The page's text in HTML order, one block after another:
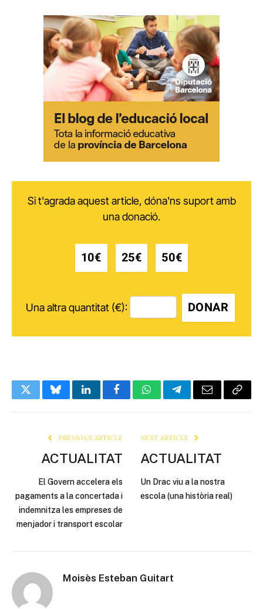
Si t'agrada aquest article, dóna'ns suport amb
una donació.
10€ 25€ 50€
Una altra quantitat (€): DONAR
TwitterBlueskyLinkedInFacebookWhatsAppTelegramEmail Copy
PREVIOUS ARTICLE
ACTUALITAT
El Govern accelera els
pagaments a la concertada i
indemnitza les empreses de
menjador i transport escolar
NEXT ARTICLE
ACTUALITAT
Un Drac viu a la nostra
escola (una història real)
Moisès Esteban Guitart